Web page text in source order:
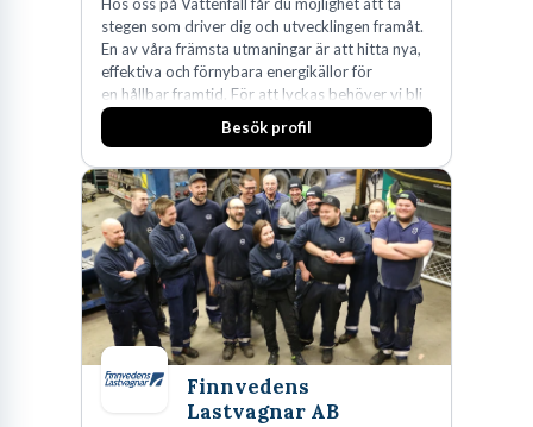
stegen som driver dig och utvecklingen framåt.
En av våra främsta utmaningar är att hitta nya,
effektiva och förnybara energikällor för
en hållbar framtid. För att lyckas behöver vi bli
fler medarbetare som vill göra skillnad.
Besök profil
Finnvedens
Lastvagnar AB